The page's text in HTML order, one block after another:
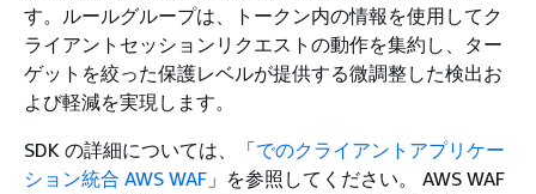
す。ルールグループは、トークン内の情報を使用してク
ライアントセッションリクエストの動作を集約し、ター
ゲットを絞った保護レベルが提供する微調整した検出お
よび軽減を実現します。
SDK の詳細については、「でのクライアントアプリケー
ション統合 AWS WAF 」を参照してください。 AWS WAF